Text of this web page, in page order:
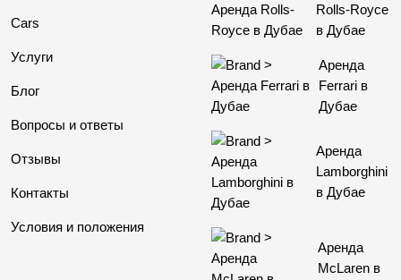
Cars
Услуги
Блог
Вопросы и ответы
Отзывы
Контакты
Условия и положения
Rolls-Royce
в Дубае
Аренда
Ferrari в
Дубае
Аренда
Lamborghini
в Дубае
Аренда
McLaren в